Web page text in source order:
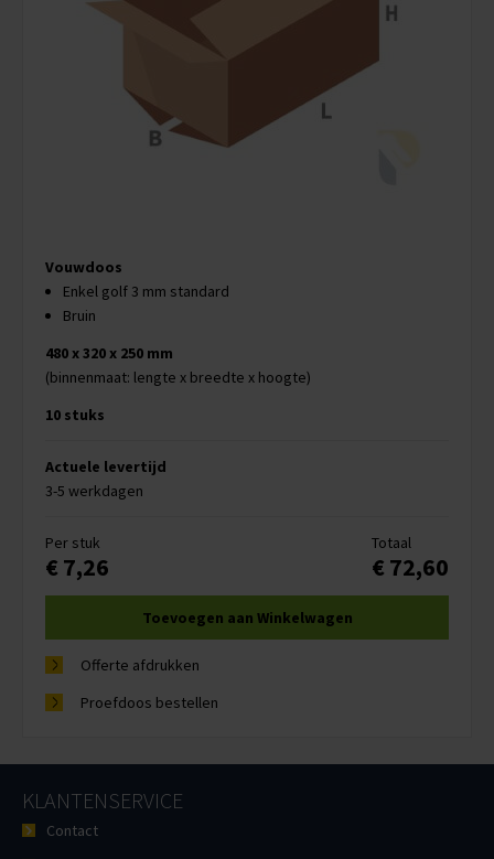
Vouwdoos
Enkel golf 3 mm standard
Bruin
480 x 320 x 250 mm
(binnenmaat: lengte x breedte x hoogte)
10 stuks
Actuele levertijd
3-5 werkdagen
Per stuk
€ 7,26
Totaal
€ 72,60
Toevoegen aan Winkelwagen
Offerte afdrukken
Proefdoos bestellen
KLANTENSERVICE
Contact